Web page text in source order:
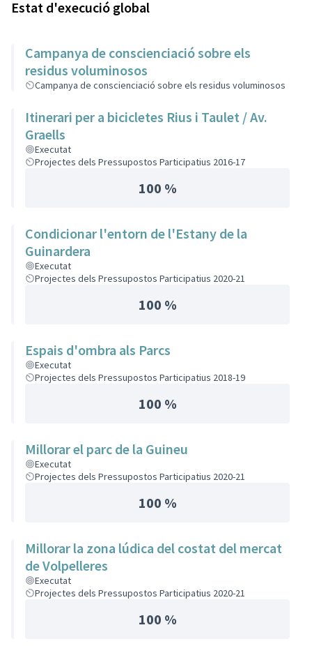
Estat d'execució global
Campanya de conscienciació sobre els
residus voluminosos
Campanya de conscienciació sobre els residus voluminosos
Itinerari per a bicicletes Rius i Taulet / Av.
Graells
Executat
Projectes dels Pressupostos Participatius 2016-17
100 %
Condicionar l'entorn de l'Estany de la
Guinardera
Executat
Projectes dels Pressupostos Participatius 2020-21
100 %
Espais d'ombra als Parcs
Executat
Projectes dels Pressupostos Participatius 2018-19
100 %
Millorar el parc de la Guineu
Executat
Projectes dels Pressupostos Participatius 2020-21
100 %
Millorar la zona lúdica del costat del mercat
de Volpelleres
Executat
Projectes dels Pressupostos Participatius 2020-21
100 %